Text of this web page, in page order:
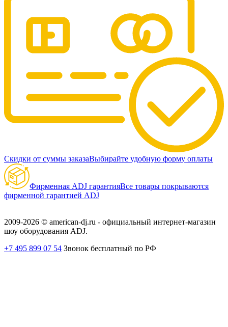
Скидки от суммы заказаВыбирайте удобную форму оплаты
Фирменная ADJ гарантияВсе товары покрываются
фирменной гарантией ADJ
2009-2026 © american-dj.ru - официальный интернет-магазин
шоу оборудования ADJ.
+7 495 899 07 54 Звонок бесплатный по РФ